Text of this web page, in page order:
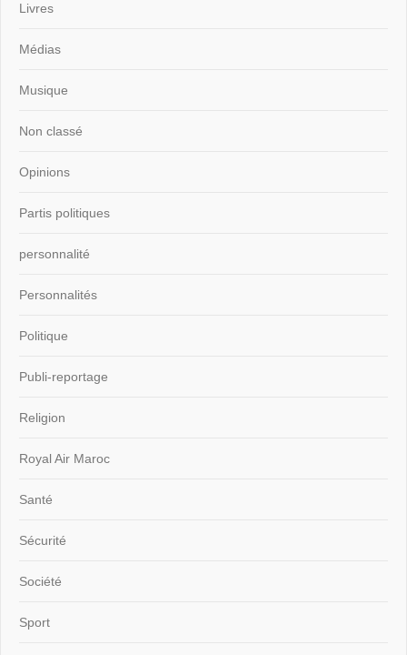
Livres
Médias
Musique
Non classé
Opinions
Partis politiques
personnalité
Personnalités
Politique
Publi-reportage
Religion
Royal Air Maroc
Santé
Sécurité
Société
Sport